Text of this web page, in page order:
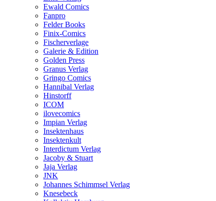
Ewald Comics
Fanpro
Felder Books
Finix-Comics
Fischerverlage
Galerie & Edition
Golden Press
Granus Verlag
Gringo Comics
Hannibal Verlag
Hinstorff
ICOM
ilovecomics
Impian Verlag
Insektenhaus
Insektenkult
Interdictum Verlag
Jacoby & Stuart
Jaja Verlag
JNK
Johannes Schimmsel Verlag
Knesebeck